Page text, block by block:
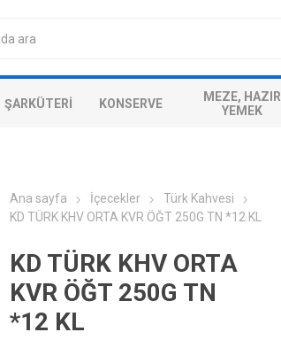
ŞARKÜTERI KONSERVE
MEZE, HAZIR
YEMEK
Ana sayfa İçecekler
Türk Kahvesi
KD TÜRK KHV ORTA KVR ÖĞT 250G TN *12 KL
KD TÜRK KHV ORTA
KVR ÖĞT 250G TN
*12 KL